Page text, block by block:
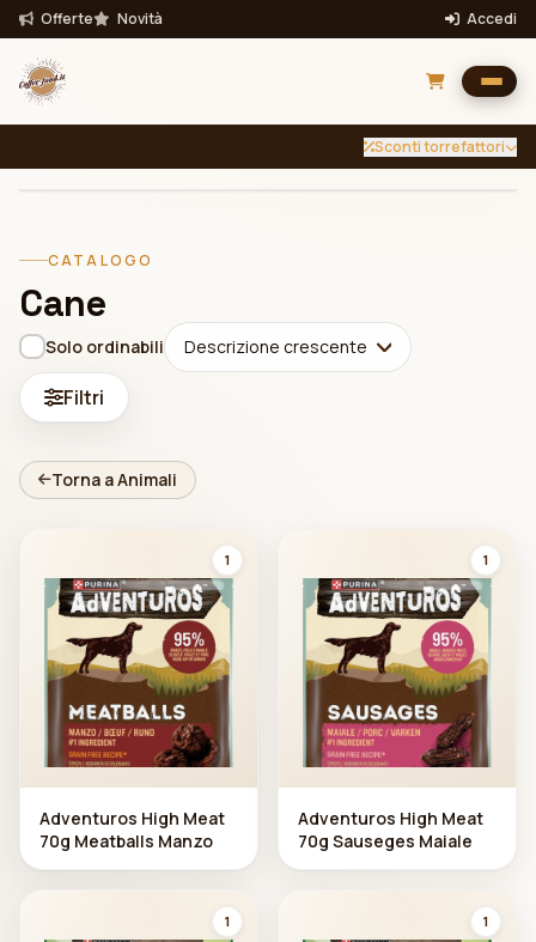
Offerte Novità Accedi
Sconti torrefattori
Bevande
CATALOGO
Cane
Solo ordinabili Descrizione crescente
Filtri
Torna a Animali
1
Adventuros High Meat
70g Meatballs Manzo
1
Adventuros High Meat
70g Sauseges Maiale
1 1